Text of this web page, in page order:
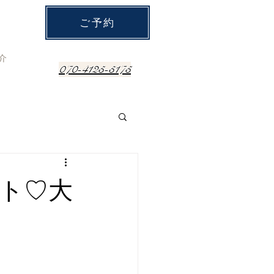
ご予約
070-4125-5175
♡大